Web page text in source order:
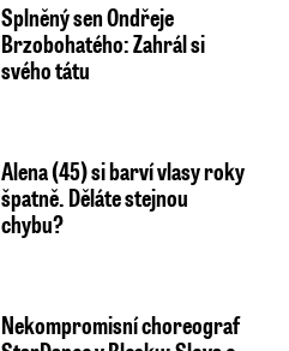
Splněný sen Ondřeje
Brzobohatého: Zahrál si
svého tátu
Alena (45) si barví vlasy roky
špatně. Děláte stejnou
chybu?
Nekompromisní choreograf